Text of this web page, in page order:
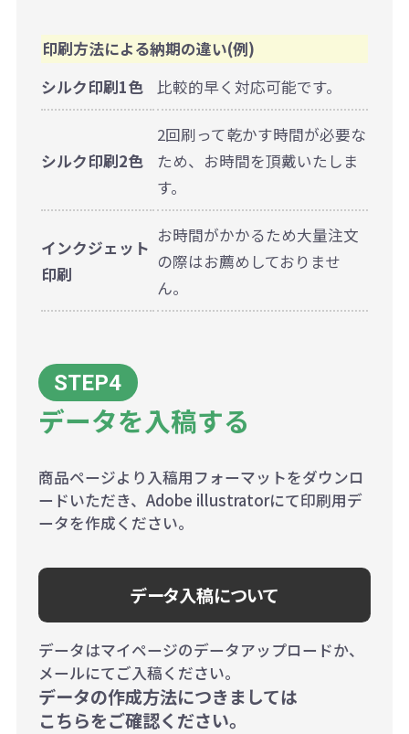
印刷方法による納期の違い(例)
シルク印刷1色
比較的早く対応可能です。
シルク印刷2色
2回刷って乾かす時間が必要な
ため、お時間を頂戴いたしま
す。
インクジェット
印刷
お時間がかかるため大量注文
の際はお薦めしておりませ
ん。
データを入稿する
商品ページより入稿用フォーマットをダウンロ
ードいただき、Adobe illustratorにて印刷用デ
ータを作成ください。
データ入稿について
データはマイページのデータアップロードか、
メールにてご入稿ください。
データの作成方法につきましては
こちらをご確認ください。